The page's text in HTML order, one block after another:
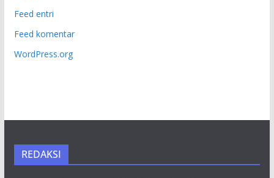
Feed entri
Feed komentar
WordPress.org
REDAKSI